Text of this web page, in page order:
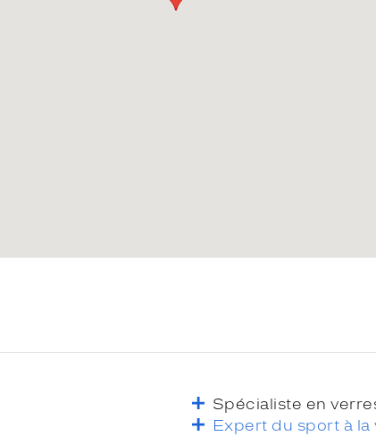
Spécialiste en
Expert du sport à la